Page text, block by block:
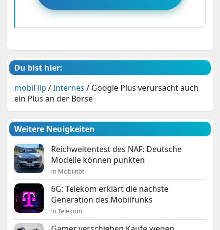
Du bist hier:
mobiFlip /Internes / Google Plus verursacht auch
ein Plus an der Börse
Weitere Neuigkeiten
Reichweitentest des NAF: Deutsche
Modelle können punkten
in Mobilität
6G: Telekom erklärt die nächste
Generation des Mobilfunks
in Telekom